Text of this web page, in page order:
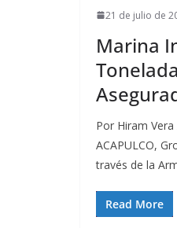
21 de julio de
Marina
Por Hiram
ACAPULCO,
través de la
Read More